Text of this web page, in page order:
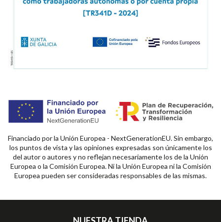
Financiado por la Unión Europea - NextGenerationEU. Sin embargo,
los puntos de vista y las opiniones expresadas son únicamente los
del autor o autores y no reflejan necesariamente los de la Unión
Europea o la Comisión Europea. Ni la Unión Europea ni la Comisión
Europea pueden ser consideradas responsables de las mismas.